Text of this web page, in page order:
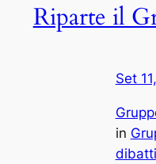
Riparte il
Set
in